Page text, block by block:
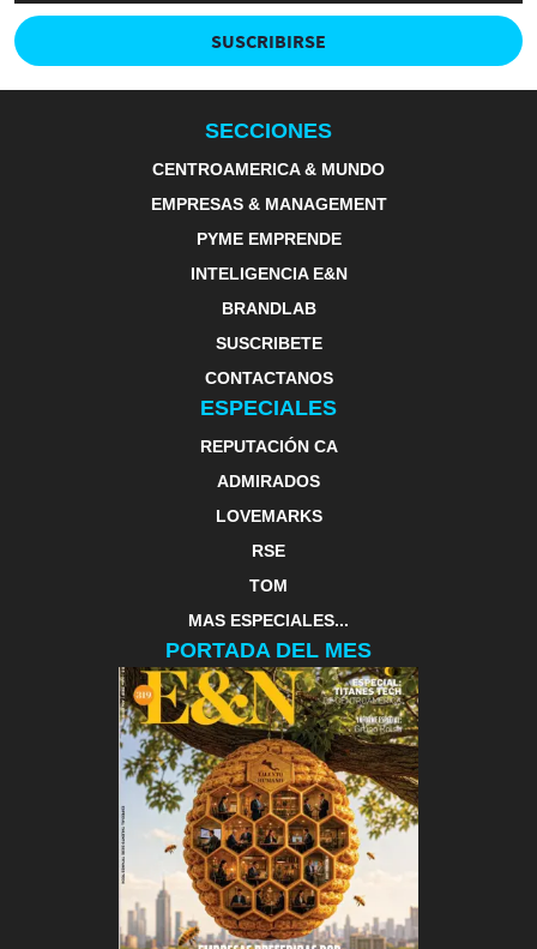
SUSCRIBIRSE
SECCIONES
CENTROAMERICA & MUNDO
EMPRESAS & MANAGEMENT
PYME EMPRENDE
INTELIGENCIA E&N
BRANDLAB
SUSCRIBETE
CONTACTANOS
ESPECIALES
REPUTACIÓN CA
ADMIRADOS
LOVEMARKS
RSE
TOM
MAS ESPECIALES...
PORTADA DEL MES